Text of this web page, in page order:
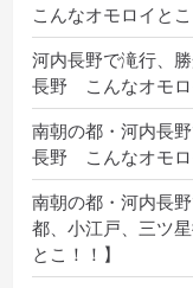
こんなオモロイとこ
河内長野で滝行、
長野 こんなオモロ
南朝の都・河内長
長野 こんなオモロ
南朝の都・河内長
都、小江戸、三ツ
とこ！！】